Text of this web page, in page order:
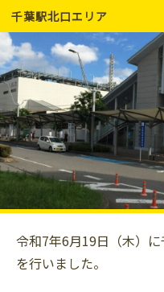
千葉駅北口エリア
令和7年6月19日（木）
を行いました。